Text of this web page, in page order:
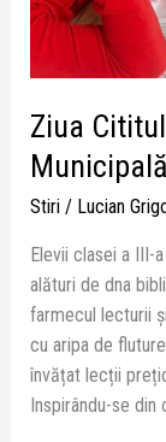
Ziua
Stiri/ Lucian
Elevii clasei a III-
alături de dna
farmecul lecturii
cu aripa de
învățat lecții
Inspirându-se